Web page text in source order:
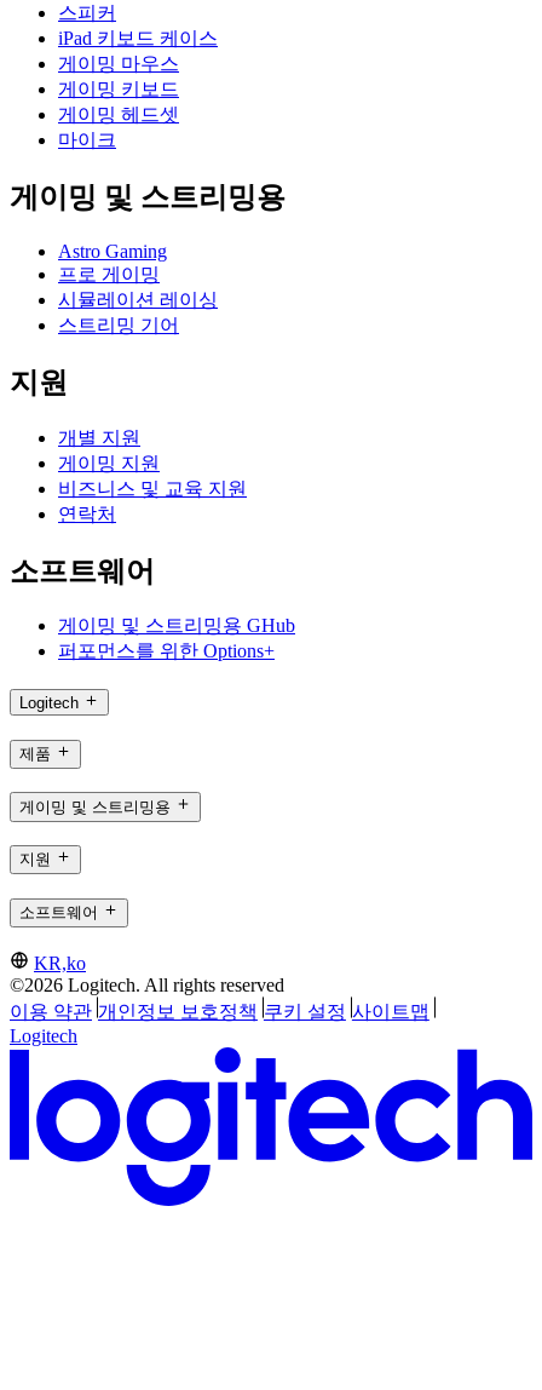
스피커
iPad 키보드 케이스
게이밍 마우스
게이밍 키보드
게이밍 헤드셋
마이크
게이밍 및 스트리밍용
Astro Gaming
프로 게이밍
시뮬레이션 레이싱
스트리밍 기어
지원
개별 지원
게이밍 지원
비즈니스 및 교육 지원
연락처
소프트웨어
게이밍 및 스트리밍용 GHub
퍼포먼스를 위한 Options+
Logitech
제품
게이밍 및 스트리밍용
지원
소프트웨어
KR,ko
©2026 Logitech. All rights reserved
이용 약관 개인정보 보호정책 쿠키 설정 사이트맵
Logitech